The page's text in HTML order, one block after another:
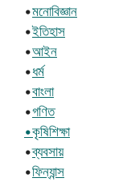
•মনোবিজ্ঞান
•ইতিহাস
•আইন
•ধর্ম
•বাংলা
•গণিত
•কৃষিশিক্ষা
•ব্যবসায়
•ফিন্যান্স